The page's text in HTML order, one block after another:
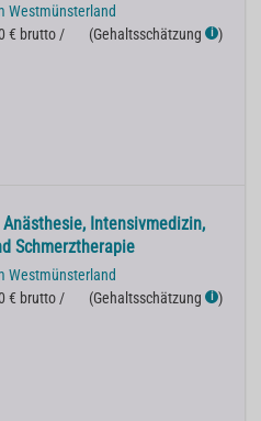
Westmünsterland
€ brutto /
(Gehaltsschätzung ℹ )
Intensivmedizin,
Schmerztherapie
Westmünsterland
€ brutto /
(Gehaltsschätzung ℹ )